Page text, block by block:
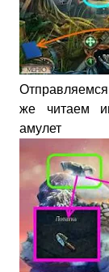
Отправляемся
же читаем
амулет